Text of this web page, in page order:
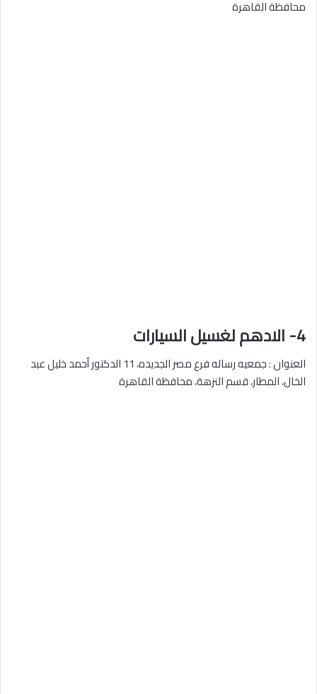
محافظة القاهرة‬
4- الادهم لغسيل السيارات
العنوان : جمعيه رساله فرع مصر الجديده، 11 الدكتور أحمد خليل عبد
الخال، المطار، قسم النزهة، محافظة القاهرة‬